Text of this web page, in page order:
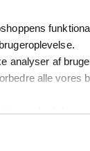
analyser af
alle vores
markedsføring
hvordan